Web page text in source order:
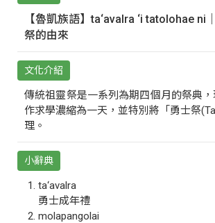
【魯凱族語】ta‘avalra ‘i tatolohae ni
祭的由來
文化介紹
傳統祖靈祭是一系列為期四個月的祭典
作求學濃縮為一天，並特別將「勇士祭
理。
小辭典
ta‘avalra
勇士成年禮
molapangolai